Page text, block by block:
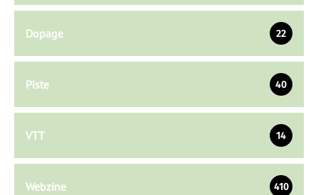
Dopage 22
Piste 40
VTT 14
Webzine 410